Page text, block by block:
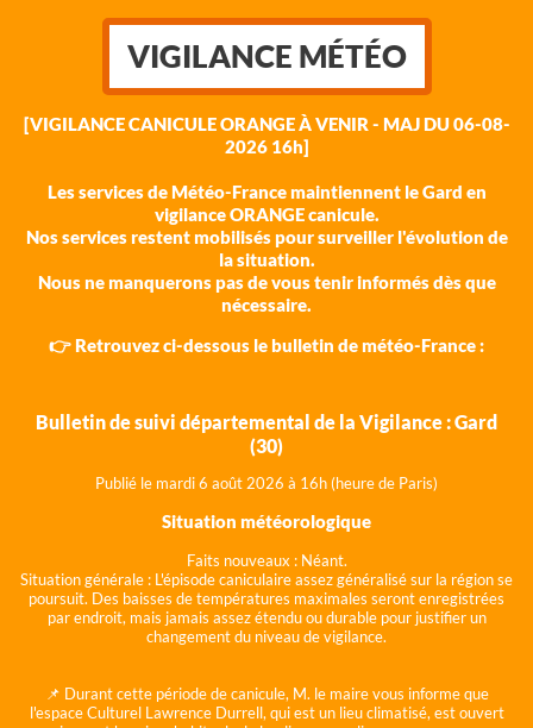
VIGILANCE MÉTÉO
[VIGILANCE CANICULE ORANGE À VENIR - MAJ DU 06-08-
2026 16h]
Les services de Météo-France maintiennent le Gard en
vigilance ORANGE canicule.
Nos services restent mobilisés pour surveiller l'évolution de
la situation.
Nous ne manquerons pas de vous tenir informés dès que
nécessaire.
👉 Retrouvez ci-dessous le bulletin de météo-France :
Bulletin de suivi départemental de la Vigilance : Gard
(30)
Publié le mardi 6 août 2026 à 16h (heure de Paris)
Situation météorologique
Faits nouveaux : Néant.
Situation générale : L'épisode caniculaire assez généralisé sur la région se
poursuit. Des baisses de températures maximales seront enregistrées
par endroit, mais jamais assez étendu ou durable pour justifier un
changement du niveau de vigilance.
📌 Durant cette période de canicule, M. le maire vous informe que
l'espace Culturel Lawrence Durrell, qui est un lieu climatisé, est ouvert